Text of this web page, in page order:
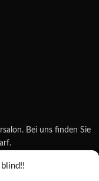
Bei uns finden Sie